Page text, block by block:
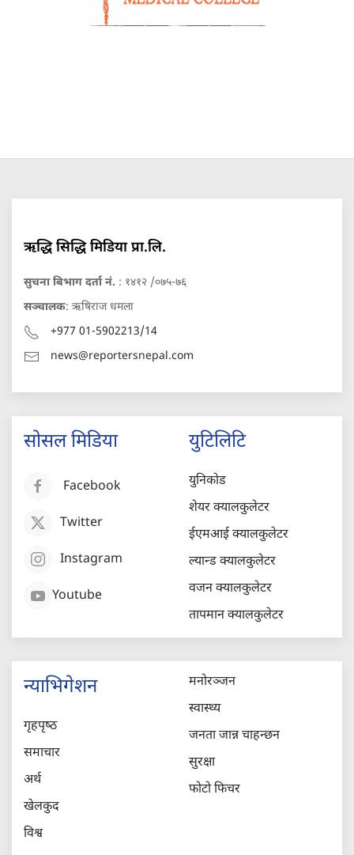
ऋद्धि सिद्धि मिडिया प्रा.लि.
सुचना बिभाग दर्ता नं. : १४१२ /०७५-७६
सञ्चालक: ऋषिराज धमला
+977 01-5902213/14
news@reportersnepal.com
सोसल मिडिया
Facebook
Twitter
Instagram
Youtube
युटिलिटि
युनिकोड
शेयर क्यालकुलेटर
ईएमआई क्यालकुलेटर
ल्यान्ड क्यालकुलेटर
वजन क्यालकुलेटर
तापमान क्यालकुलेटर
न्याभिगेशन
गृहपृष्‍ठ
समाचार
अर्थ
खेलकुद
विश्व
मनोरञ्जन
स्वास्थ्य
जनता जान्न चाहन्छन
सुरक्षा
फोटो फिचर